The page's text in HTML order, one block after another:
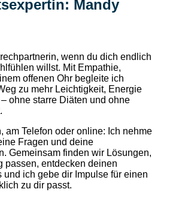
Mandy
wenn du dich endlich
willst. Mit Empathie,
offenen Ohr begleite ich
zu mehr Leichtigkeit, Energie
ohne starre Diäten und ohne
am Telefon oder online: Ich nehme
Fragen und deine
Gemeinsam finden wir Lösungen,
passen, entdecken deinen
und ich gebe dir Impulse für einen
zu dir passt.